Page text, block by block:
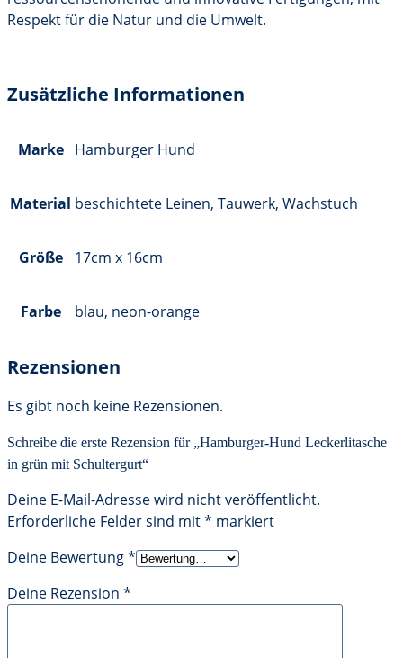
Respekt für die Natur und die Umwelt.
Zusätzliche Informationen
Marke Hamburger Hund
Material beschichtete Leinen, Tauwerk, Wachstuch
Größe 17cm x 16cm
Farbe blau, neon-orange
Rezensionen
Es gibt noch keine Rezensionen.
Schreibe die erste Rezension für „Hamburger-Hund Leckerlitasche
in grün mit Schultergurt“
Deine E-Mail-Adresse wird nicht veröffentlicht.
Erforderliche Felder sind mit* markiert
Deine Bewertung*
Deine Rezension *